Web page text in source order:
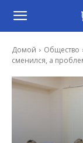
Домой Общество
сменился, а